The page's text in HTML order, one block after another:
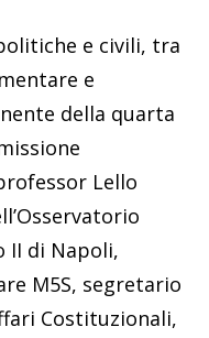
e civili, tra
e
della quarta
Lello
II di Napoli,
M5S, segretario
Costituzionali,